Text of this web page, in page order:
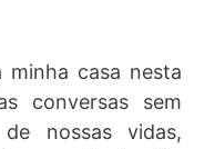
minha casa nesta
conversas sem
nossas vidas,